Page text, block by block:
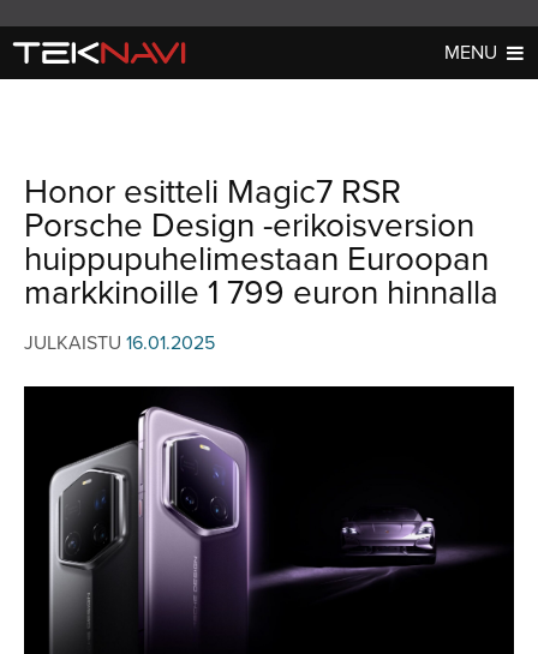
MENU
AJETUT
KOMMENTTI
HUHUT
TESTIT
KOMMENTTI
VIDEOT
TV-OHJELMA
Honor esitteli Magic7 RSR
Porsche Design -erikoisversion
huippupuhelimestaan Euroopan
markkinoille 1 799 euron hinnalla
JULKAISTU 16.01.2025